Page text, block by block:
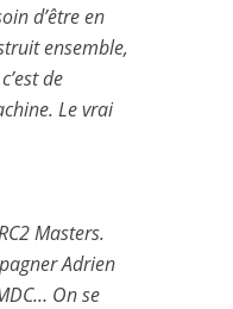
d’être en
ensemble,
de
Le vrai
Masters.
Adrien
On se